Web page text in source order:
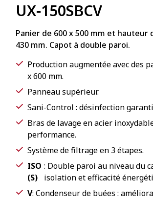
UX-150SBCV
Panier de 600 x 500 mm et hauteur
430 mm. Capot à double paroi.
Production augmentée avec des
x 600 mm.
Panneau supérieur.
Sani-Control : désinfection
Bras de lavage en acier
performance.
Système de filtrage en 3 étapes.
ISO
(S)
: Double paroi au niveau du
isolation et efficacité
V: Condenseur de buées :